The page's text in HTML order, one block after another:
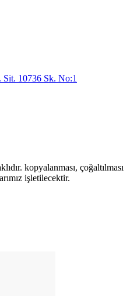
Sit. 10736 Sk. No:1
kopyalanması, çoğaltılması
işletilecektir.